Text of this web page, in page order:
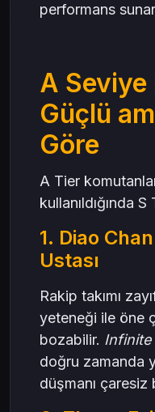
performans
A Seviye
Güçlü
Göre
A Tier
kullanıldığında
1. Diao
Ustası
Rakip takımı
yeteneği ile öne
bozabilir. Infinite
doğru zamanda
düşmanı çaresiz